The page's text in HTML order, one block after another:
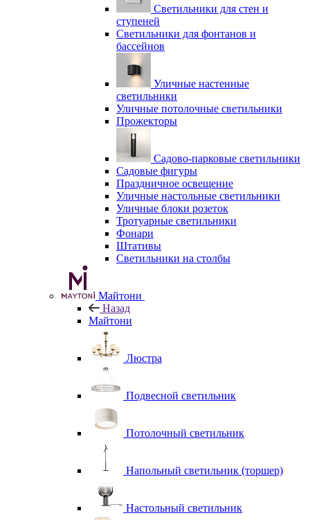
Светильники для стен и
ступеней
Светильники для фонтанов и
бассейнов
Уличные настенные
светильники
Уличные потолочные светильники
Прожекторы
Садово-парковые светильники
Садовые фигуры
Праздничное освещение
Уличные настольные светильники
Уличные блоки розеток
Тротуарные светильники
Фонари
Штативы
Светильники на столбы
Майтони
Назад
Майтони
Люстра
Подвесной светильник
Потолочный светильник
Напольный светильник (торшер)
Настольный светильник